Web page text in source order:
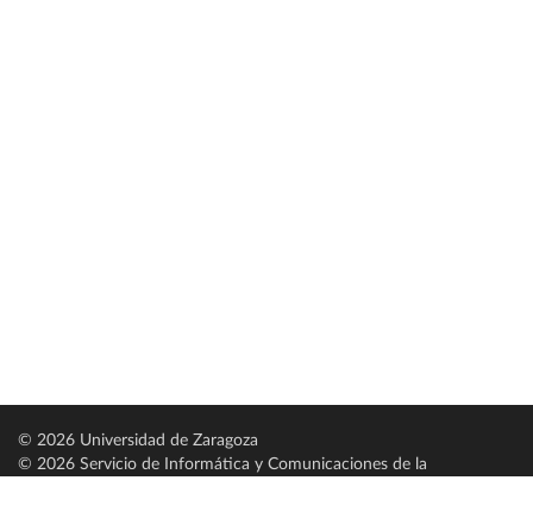
© 2026 Universidad de Zaragoza
© 2026 Servicio de Informática y Comunicaciones de la